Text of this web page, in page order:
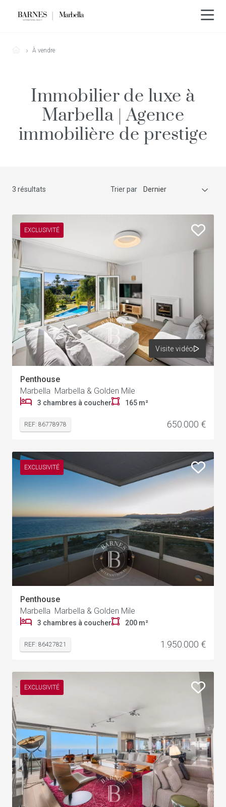
À vendre
Immobilier de luxe à
Marbella | Agence
immobilière de prestige
3 résultats Trier par Dernier
EXCLUSIVITÉ
Visite vidéo
Penthouse
Marbella Marbella & Golden Mile
3 chambres à coucher 165 m²
REF: 86778978 650.000 €
EXCLUSIVITÉ
Penthouse
Marbella Marbella & Golden Mile
3 chambres à coucher 200 m²
REF: 86427821 1.950.000 €
EXCLUSIVITÉ